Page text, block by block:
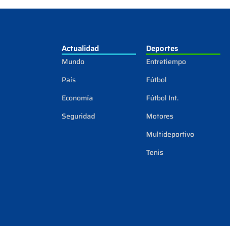
Actualidad
Mundo
País
Economía
Seguridad
Deportes
Entretiempo
Fútbol
Fútbol Int.
Motores
Multideportivo
Tenis